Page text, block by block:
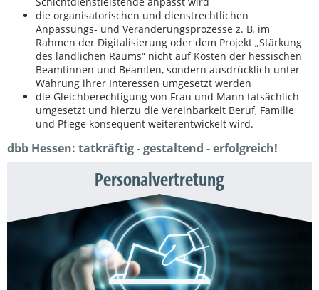
die organisatorischen und dienstrechtlichen
Anpassungs- und Veränderungsprozesse z. B. im
Rahmen der Digitalisierung oder dem Projekt „Stärkung
des ländlichen Raums“ nicht auf Kosten der hessischen
Beamtinnen und Beamten, sondern ausdrücklich unter
Wahrung ihrer Interessen umgesetzt werden
die Gleichberechtigung von Frau und Mann tatsächlich
umgesetzt und hierzu die Vereinbarkeit Beruf, Familie
und Pflege konsequent weiterentwickelt wird.
dbb Hessen: tatkräftig - gestaltend - erfolgreich!
Personalvertretung